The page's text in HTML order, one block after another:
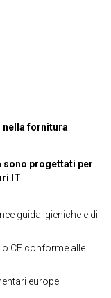
nella fornitura
sono progettati per
IT
guida igieniche e di
CE conforme alle
europei